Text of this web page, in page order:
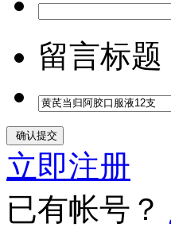
留言标题
立即注册
已有帐号？